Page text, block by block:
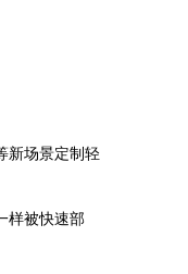
新场景定制轻
样被快速部